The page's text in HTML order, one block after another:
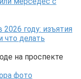
году: изъятия
что делать
на проспекте